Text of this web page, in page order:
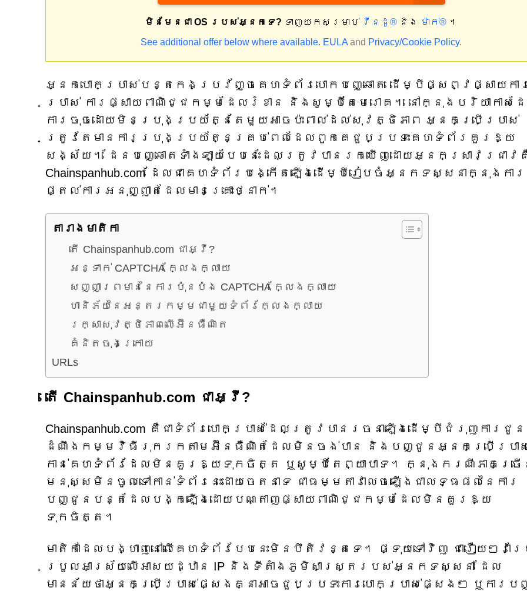
មិនមែនជា OS របស់អ្នកទេ? ទាញយកសម្រាប់ វីនដូ®និង ម៉ាក់®។
See additional offer below where available. EULA and Privacy/Cookie Policy.
អ្នកបោកប្រាស់បន្តកេងប្រវ័ញ្ចគេហទំព័របោកបញ្ឆោត ដើម្បីផ្សព្វផ្សាយការ
ប្រាស់ ការផ្សាយពាណិជ្ជកម្មដែលរំខាន និងសូម្បីតែមេរោគ។ នៅក្នុងបរិយាកាសដ
ការចុចដោយមិនប្រុងប្រយ័ត្នតែមួយអាចប៉ះពាល់ដល់សុវត្ថិភាព អ្នកប្រើប្រាស់
ត្រូវតែមានការប្រុងប្រយ័ត្នគ្រប់ពេលដែលពួកគេជួបប្រទះគេហទំព័រគួរឱ្យ
សង្ស័យ។ ដែនបញ្ឆោតទាំងឡាយបែបនេះដែលត្រូវបានរកឃើញដោយអ្នកស្រាវជ្រាវ
Chainspanhub.com ដែលជាគេហទំព័របង្កើតឡើងដើម្បីរៀបចំអ្នកទស្សនាក្នុងការ
ផ្តល់ការអនុញ្ញាតដែលមានគ្រោះថ្នាក់។
តារាង​មាតិកា
តើ Chainspanhub.com ជាអ្វី?
អន្ទាក់ CAPTCHA ក្លែងក្លាយ
សញ្ញាព្រមាននៃការប៉ុនប៉ង CAPTCHA ក្លែងក្លាយ
ហានិភ័យនៃអន្តរកម្មជាមួយទំព័រក្លែងក្លាយ
រក្សាសុវត្ថិភាពលើអ៊ីនធឺណិត
គំនិតចុងក្រោយ
URLs
តើ Chainspanhub.com ជាអ្វី?
Chainspanhub.com គឺជាទំព័របោកប្រាស់ដែលត្រូវបានរចនាឡើងដើម្បីជំរុញការជូន
ដំណឹងកម្មវិធីរុករកតាមអ៊ីនធឺណិតដែលមិនចង់បាន និងបញ្ជូនអ្នកប្រើប្រាស់
កាន់គេហទំព័រដែលមិនគួរឱ្យទុកចិត្ត ឬសូម្បីតែព្យាបាទ។ ក្នុងករណីភាគច្រើ
មនុស្សមិនចូលទៅកាន់ទំព័រនេះដោយចេតនាទេ ជាធម្មតាវាលេចឡើងជាលទ្ធផលនៃការ
បញ្ជូនបន្តដែលបង្កឡើងដោយបណ្តាញផ្សាយពាណិជ្ជកម្មដែលមិនគួរឱ្យ
ទុកចិត្ត។
មាតិកាដែលបង្ហាញនៅលើគេហទំព័របែបនេះមិនឋិតិវន្តទេ។ ផ្ទុយទៅវិញ ជារឿយៗវាប្រ
ប្រួលអាស្រ័យលើអាសយដ្ឋាន IP និងទីតាំងភូមិសាស្ត្ររបស់អ្នកទស្សនា ដែល
មានន័យថាអ្នកប្រើប្រាស់ផ្សេងគ្នាអាចជួបប្រទះការបោកប្រាស់ផ្សេងៗ ឬការ